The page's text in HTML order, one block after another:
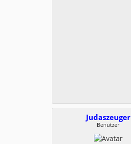
Judaszeuger
Benutzer